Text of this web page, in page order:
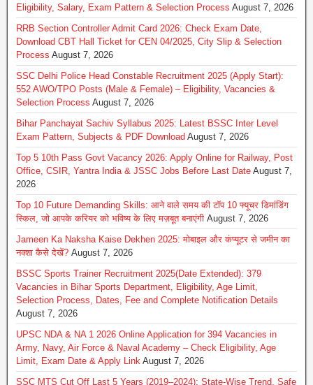
Eligibility, Salary, Exam Pattern & Selection Process August 7, 2026
RRB Section Controller Admit Card 2026: Check Exam Date,
Download CBT Hall Ticket for CEN 04/2025, City Slip & Selection
Process August 7, 2026
SSC Delhi Police Head Constable Recruitment 2025 (Apply Start):
552 AWO/TPO Posts (Male & Female) – Eligibility, Vacancies &
Selection Process August 7, 2026
Bihar Panchayat Sachiv Syllabus 2025: Latest BSSC Inter Level
Exam Pattern, Subjects & PDF Download August 7, 2026
Top 5 10th Pass Govt Vacancy 2026: Apply Online for Railway, Post
Office, CSIR, Yantra India & JSSC Jobs Before Last Date August 7,
2026
Top 10 Future Demanding Skills: आने वाले समय की टॉप 10 फ्यूचर डिमांडिंग
स्किल, जो आपके करियर को भविष्य के लिए मज़बूत बनाएंगी August 7, 2026
Jameen Ka Naksha Kaise Dekhen 2025: मोबाइल और कंप्यूटर से जमीन का
नक्शा कैसे देखें? August 7, 2026
BSSC Sports Trainer Recruitment 2025(Date Extended): 379
Vacancies in Bihar Sports Department, Eligibility, Age Limit,
Selection Process, Dates, Fee and Complete Notification Details
August 7, 2026
UPSC NDA & NA 1 2026 Online Application for 394 Vacancies in
Army, Navy, Air Force & Naval Academy – Check Eligibility, Age
Limit, Exam Date & Apply Link August 7, 2026
SSC MTS Cut Off Last 5 Years (2019–2024): State-Wise Trend, Safe